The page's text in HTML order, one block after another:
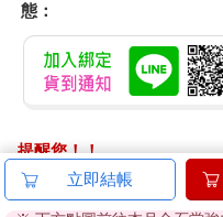
態：
提醒您！！
金石堂及銀行均不會請您
ATM提款機，請不要聽從指
立即結帳